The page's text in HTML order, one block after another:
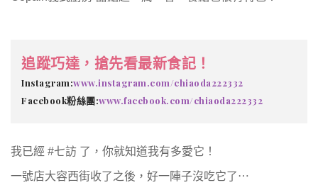
追蹤巧達，搶先看最新食記！
Instagram:www.instagram.com/chiaoda222332
Facebook粉絲團:www.facebook.com/chiaoda222332
我已經 #七訪 了，你就知道我有多愛它！
一號店大容西街收了之後，好一陣子沒吃它了⋯